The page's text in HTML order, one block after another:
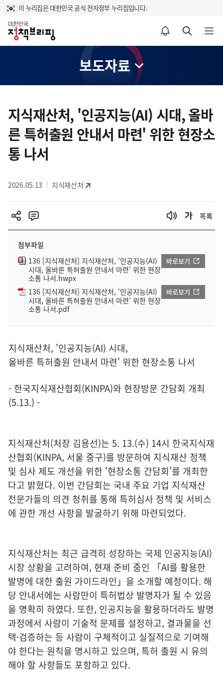
이 누리집은 대한민국 공식 전자정부 누리집입니다.
홈
알림설정 바로가기 검색 바로가기 메뉴 열기
보도자료
텐
츠
영
역
지식재산처, '인공지능(AI) 시대, 올바
른 특허출원 안내서 마련' 위한 현장소
통 나서
2026.05.13 지식재산처
목록
첨부파일
136 [지식재산처] 지식재산처, ‘인공지능(AI)
시대, 올바른 특허출원 안내서 마련’ 위한 현장
소통 나서.hwpx
바로보기
136 [지식재산처] 지식재산처, ‘인공지능(AI)
시대, 올바른 특허출원 안내서 마련’ 위한 현장
소통 나서.pdf
바로보기
지식재산처, '인공지능(AI) 시대,
올바른 특허출원 안내서 마련' 위한 현장소통 나서
- 한국지식재산협회(KINPA)와 현장방문 간담회 개최
(5.13.) -
지식재산처(처장 김용선)는 5. 13.(수) 14시 한국지식재
산협회(KINPA, 서울 중구)를 방문하여 지식재산 정책
및 심사 제도 개선을 위한 '현장소통 간담회'를 개최한
다고 밝혔다. 이번 간담회는 국내 주요 기업 지식재산
전문가들의 의견 청취를 통해 특허심사 정책 및 서비스
에 관한 개선 사항을 발굴하기 위해 마련되었다.
지식재산처는 최근 급격히 성장하는 국제 인공지능(AI)
시장 상황을 고려하여, 현재 준비 중인 「AI를 활용한
발명에 대한 출원 가이드라인」을 소개할 예정이다. 해
당 안내서에는 사람만이 특허법상 발명자가 될 수 있음
을 명확히 하였다. 또한, 인공지능을 활용하더라도 발명
과정에서 사람이 기술적 문제를 설정하고, 결과물을 선
택·검증하는 등 사람이 구체적이고 실질적으로 기여해
야 한다는 원칙을 명시하고 있으며, 특허 출원 시 유의
해야 할 사항들도 포함하고 있다.